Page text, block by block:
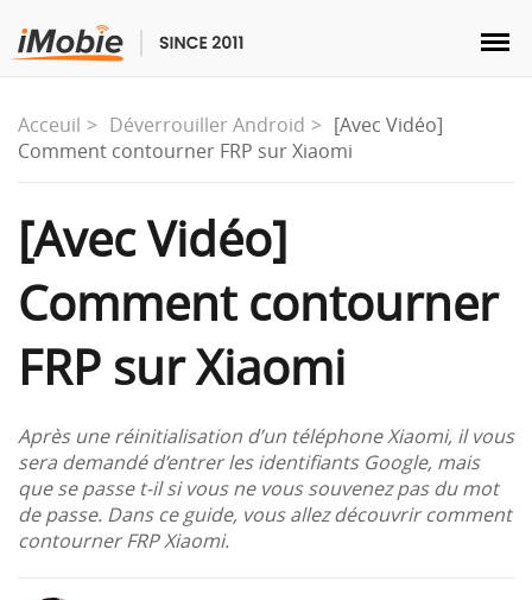
Déverrouillage & Récupération
Transfert
Multimédia
Utilitaires
Solutions
Acceuil Déverrouiller Android
[Avec Vidéo]
Comment contourner FRP sur Xiaomi
[Avec Vidéo]
Comment contourner
FRP sur Xiaomi
Après une réinitialisation d’un téléphone Xiaomi, il vous
sera demandé d’entrer les identifiants Google, mais
que se passe t-il si vous ne vous souvenez pas du mot
de passe. Dans ce guide, vous allez découvrir comment
contourner FRP Xiaomi.